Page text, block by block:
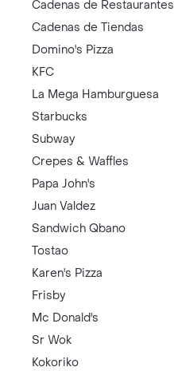
Cadenas de Restaurantes
Cadenas de Tiendas
Domino's Pizza
KFC
La Mega Hamburguesa
Starbucks
Subway
Crepes & Waffles
Papa John's
Juan Valdez
Sandwich Qbano
Tostao
Karen's Pizza
Frisby
Mc Donald's
Sr Wok
Kokoriko